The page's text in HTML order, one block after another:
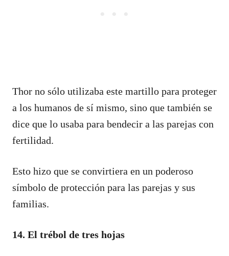
Thor no sólo utilizaba este martillo para proteger
a los humanos de sí mismo, sino que también se
dice que lo usaba para bendecir a las parejas con
fertilidad.
Esto hizo que se convirtiera en un poderoso
símbolo de protección para las parejas y sus
familias.
14. El trébol de tres hojas